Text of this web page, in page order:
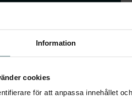
Information
cookies
för att anpassa innehållet